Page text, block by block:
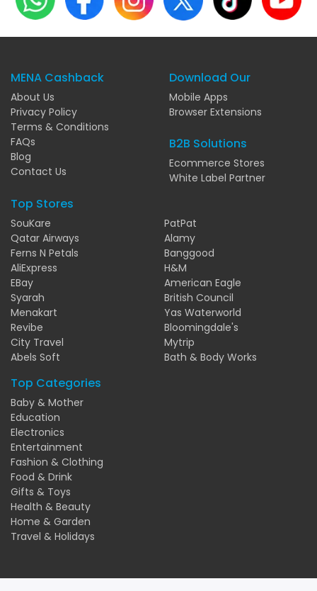
MENA Cashback
About Us
Privacy Policy
Terms & Conditions
FAQs
Blog
Contact Us
Download Our
Mobile Apps
Browser Extensions
B2B Solutions
Ecommerce Stores
White Label Partner
Top Stores
SouKare
Qatar Airways
Ferns N Petals
AliExpress
EBay
Syarah
Menakart
Revibe
City Travel
Abels Soft
PatPat
Alamy
Banggood
H&M
American Eagle
British Council
Yas Waterworld
Bloomingdale's
Mytrip
Bath & Body Works
Top Categories
Baby & Mother
Education
Electronics
Entertainment
Fashion & Clothing
Food & Drink
Gifts & Toys
Health & Beauty
Home & Garden
Travel & Holidays